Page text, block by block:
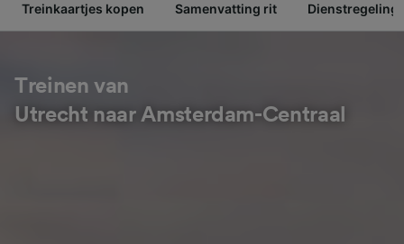
Treinkaartjes kopen Samenvatting rit Dienstregeling
Treinen van
Utrecht naar Amsterdam-Centraal